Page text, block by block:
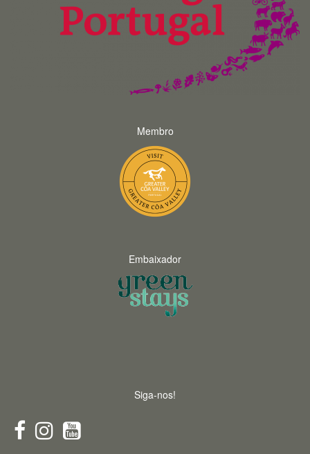
Membro
Embaixador
Siga-nos!